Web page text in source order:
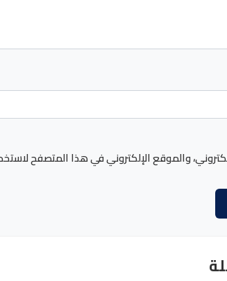
والموقع الإلكتروني في هذا المتصفح